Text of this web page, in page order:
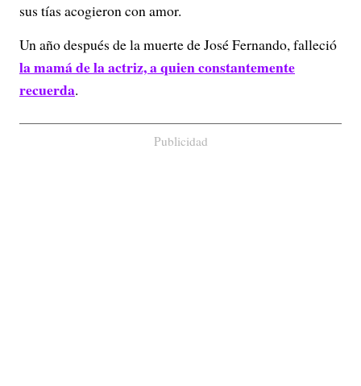
sus tías acogieron con amor.
Un año después de la muerte de José Fernando, falleció
la mamá de la actriz, a quien constantemente
recuerda.
Publicidad